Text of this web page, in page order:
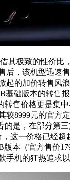
其极致的性价比
后，该机型迅速
起的加价转售风
基础版本的转售
转售价格更是集中
较8999元的官方
的是，在部分第
这一价格已经超
版本（官方售价
手机的狂热追求